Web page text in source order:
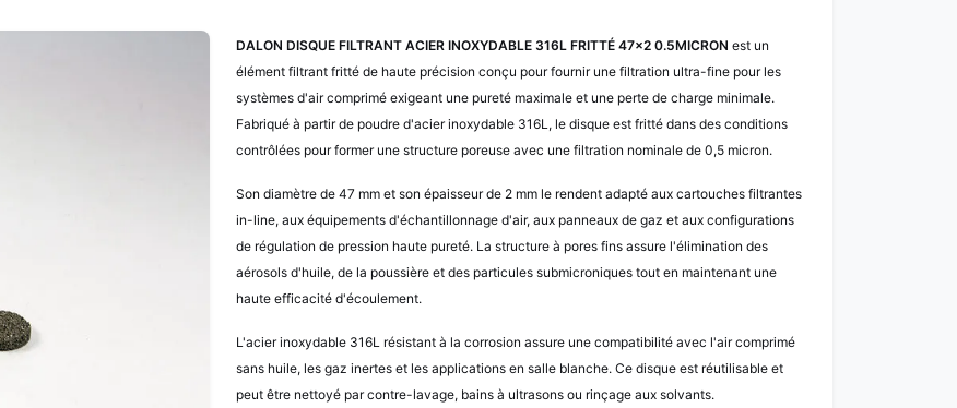
DALON DISQUE FILTRANT ACIER INOXYDABLE 316L FRITTÉ 47×2 0.5MICRON est un
élément filtrant fritté de haute précision conçu pour fournir une filtration ultra-fine pour les
systèmes d'air comprimé exigeant une pureté maximale et une perte de charge minimale.
Fabriqué à partir de poudre d'acier inoxydable 316L, le disque est fritté dans des conditions
contrôlées pour former une structure poreuse avec une filtration nominale de 0,5 micron.
Son diamètre de 47 mm et son épaisseur de 2 mm le rendent adapté aux cartouches filtrantes
in-line, aux équipements d'échantillonnage d'air, aux panneaux de gaz et aux configurations
de régulation de pression haute pureté. La structure à pores fins assure l'élimination des
aérosols d'huile, de la poussière et des particules submicroniques tout en maintenant une
haute efficacité d'écoulement.
L'acier inoxydable 316L résistant à la corrosion assure une compatibilité avec l'air comprimé
sans huile, les gaz inertes et les applications en salle blanche. Ce disque est réutilisable et
peut être nettoyé par contre-lavage, bains à ultrasons ou rinçage aux solvants.